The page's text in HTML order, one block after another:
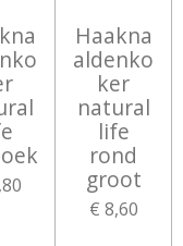
Haakna
aldenko
ker
natural
life
rond
groot
€ 8,60